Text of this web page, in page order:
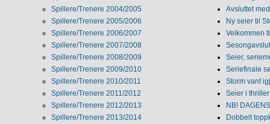
Spillere/Trenere 2004/2005
Spillere/Trenere 2005/2006
Spillere/Trenere 2006/2007
Spillere/Trenere 2007/2008
Spillere/Trenere 2008/2009
Spillere/Trenere 2009/2010
Spillere/Trenere 2010/2011
Spillere/Trenere 2011/2012
Spillere/Trenere 2012/2013
Spillere/Trenere 2013/2014
Avsluttet
Ny seier til
Velkommen
Seier,
Seriefinale
Storm vant
Seier i
NB!
Dobbelt